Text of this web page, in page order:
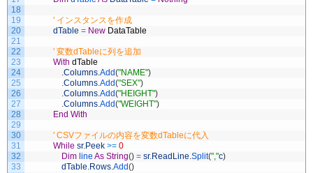
18
19
20
21
22
23
24
25
26
27
28
29
30
31
32
33
' インスタンスを作成
dTable = New DataTable
' 変数dTableに列を追加
With dTable
.Columns.Add("NAME")
.Columns.Add("SEX")
.Columns.Add("HEIGHT")
.Columns.Add("WEIGHT")
End With
' CSVファイルの内容を変数dTableに代入
While sr.Peek >= 0
Dim line As String() = sr.ReadLine.Split(","c)
dTable.Rows.Add()